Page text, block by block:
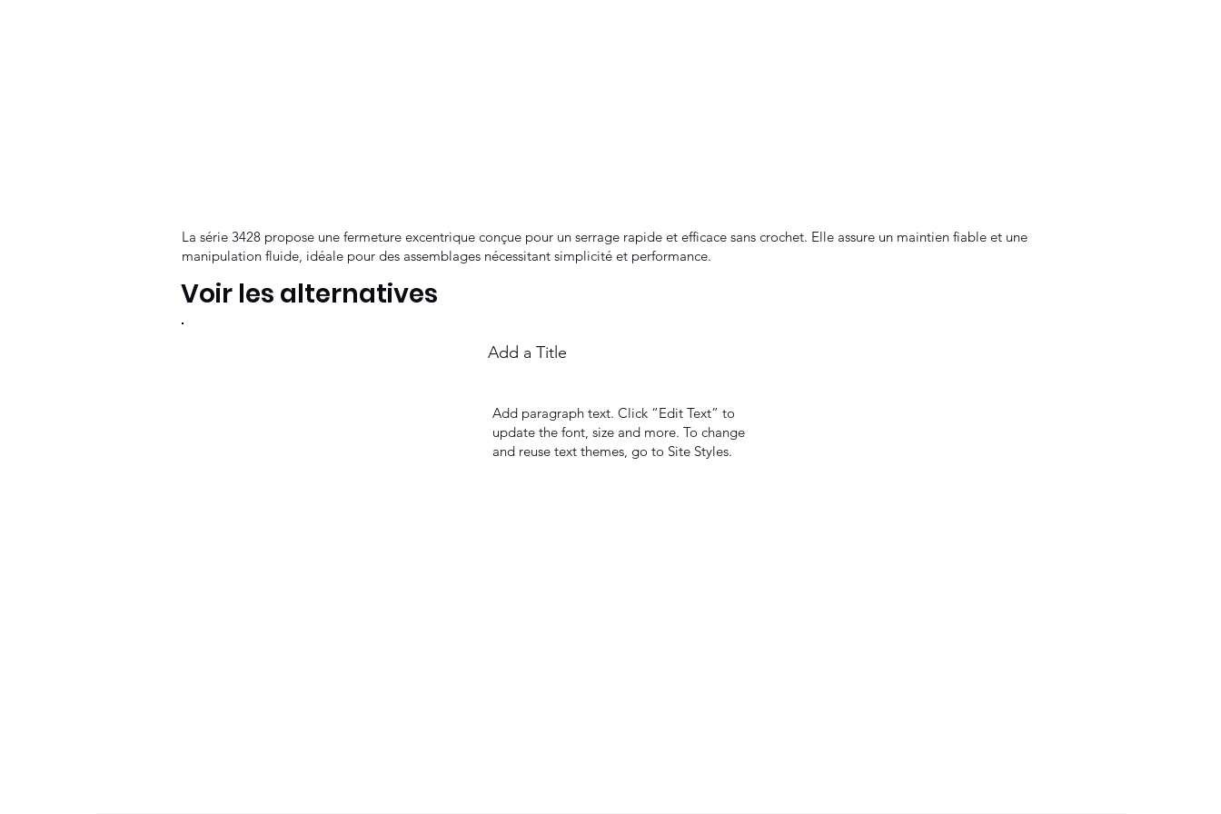
La série 3428 propose une fermeture excentrique conçue pour un serrage rapide et efficace sans crochet. Elle assure un maintien fiable et une
manipulation fluide, idéale pour des assemblages nécessitant simplicité et performance.
Voir les alternatives
Add paragraph text. Click “Edit Text” to
update the font, size and more. To change
and reuse text themes, go to Site Styles.
Add a Title